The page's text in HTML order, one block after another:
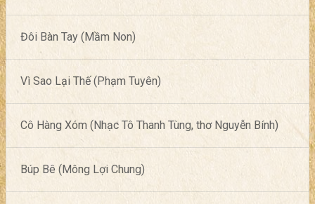
Đôi Bàn Tay (Mầm Non)
Vì Sao Lại Thế (Phạm Tuyên)
Cô Hàng Xóm (Nhạc Tô Thanh Tùng, thơ Nguyễn Bính)
Búp Bê (Mông Lợi Chung)